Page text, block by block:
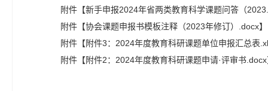
附件【新手申报2024年省两类教育科学课题问答（
附件【协会课题申报书模板注释（2023年修订）.docx
附件【附件3：2024年度教育科研课题单位申报汇总表
附件【附件2：2024年度教育科研课题申请·评审书.docx